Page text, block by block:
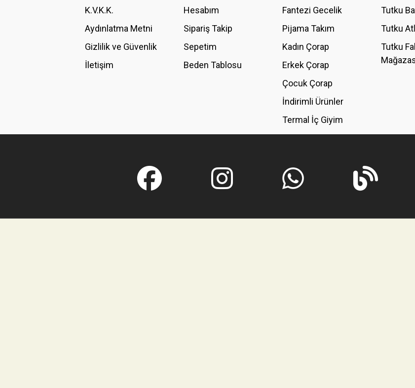
Bu ürüne benzer farklı alternatifler olmalı.
K.V.K.K.
Aydınlatma Metni
Gizlilik ve Güvenlik
İletişim
Hesabım
Sipariş Takip
Sepetim
Beden Tablosu
Fantezi Gecelik
Pijama Takım
Kadın Çorap
Erkek Çorap
Çocuk Çorap
İndirimli Ürünler
Termal İç Giyim
Tutku
Tutku
Tutku